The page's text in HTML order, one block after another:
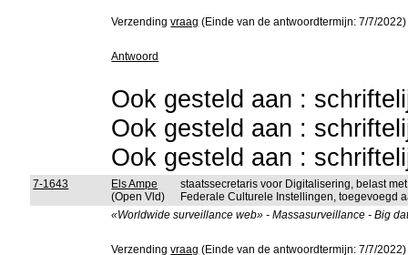
Verzendingvraag (Einde van de antwoordtermijn: 7/7/2022)
Antwoord
Ook gesteld aan :
Ook gesteld aan :
Ook gesteld aan :
7-1643
Els Ampe
(Open Vld)
staatssecretaris voor Digitalisering, belast
Federale Culturele Instellingen, toegevoegd
«Worldwide surveillance web» - Massasurveillance - Big
Verzendingvraag (Einde van de antwoordtermijn: 7/7/2022)